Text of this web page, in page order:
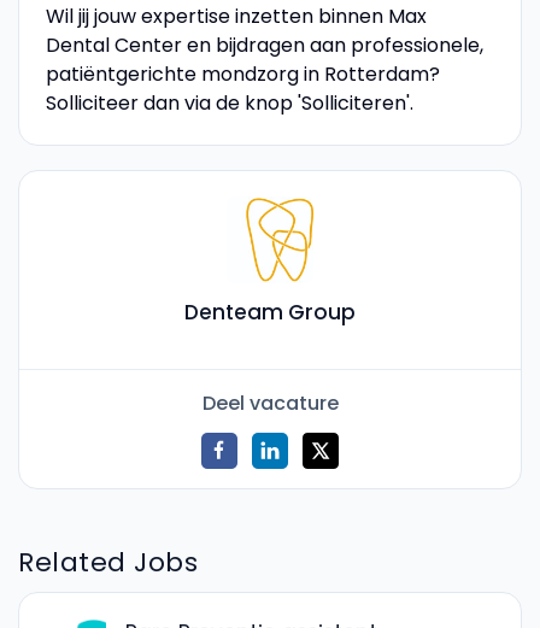
Wil jij jouw expertise inzetten binnen Max
Dental Center en bijdragen aan professionele,
patiëntgerichte mondzorg in Rotterdam?
Solliciteer dan via de knop 'Solliciteren'.
Denteam Group
Deel vacature
Related Jobs